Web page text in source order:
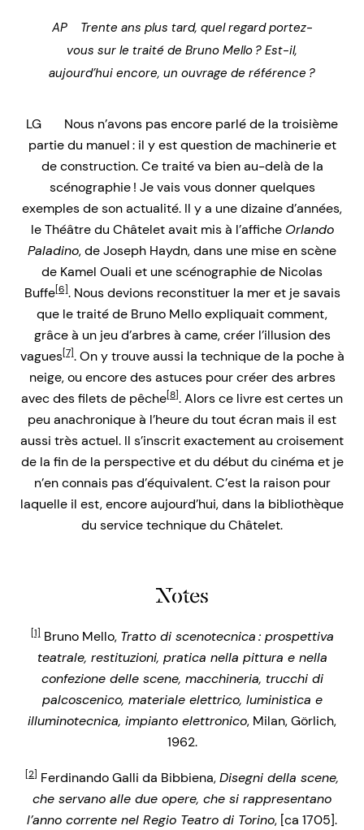
AP Trente ans plus tard, quel regard portez-
vous sur le traité de Bruno Mello ? Est-il,
aujourd’hui encore, un ouvrage de référence ?
LG Nous n’avons pas encore parlé de la troisième
partie du manuel : il y est question de machinerie et
de construction. Ce traité va bien au-delà de la
scénographie ! Je vais vous donner quelques
exemples de son actualité. Il y a une dizaine d’années,
le Théâtre du Châtelet avait mis à l’affiche Orlando
Paladino, de Joseph Haydn, dans une mise en scène
de Kamel Ouali et une scénographie de Nicolas
Buffe[6]. Nous devions reconstituer la mer et je savais
que le traité de Bruno Mello expliquait comment,
grâce à un jeu d’arbres à came, créer l’illusion des
vagues[7]. On y trouve aussi la technique de la poche à
neige, ou encore des astuces pour créer des arbres
avec des filets de pêche[8]. Alors ce livre est certes un
peu anachronique à l’heure du tout écran mais il est
aussi très actuel. Il s’inscrit exactement au croisement
de la fin de la perspective et du début du cinéma et je
n’en connais pas d’équivalent. C’est la raison pour
laquelle il est, encore aujourd’hui, dans la bibliothèque
du service technique du Châtelet.
Notes
[1]Bruno Mello, Tratto di scenotecnica : prospettiva
teatrale, restituzioni, pratica nella pittura e nella
confezione delle scene, macchineria, trucchi di
palcoscenico, materiale elettrico, luministica e
illuminotecnica, impianto elettronico, Milan, Görlich,
1962.
[2] Ferdinando Galli da Bibbiena,Disegni della scene,
che servano alle due opere, che si rappresentano
l’anno corrente nel Regio Teatro di Torino, [ca 1705].